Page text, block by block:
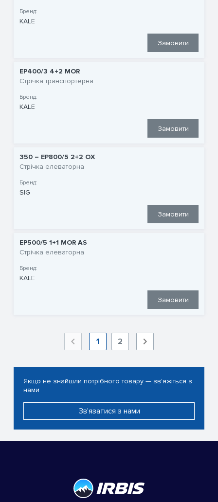
Бренд:
KALE
Замовити
EP400/3 4+2 MOR
Стрічка транспортерна
Бренд:
KALE
Замовити
350 – EP800/5 2+2 OX
Стрічка елеваторна
Бренд:
SIG
Замовити
EP500/5 1+1 MOR AS
Стрічка елеваторна
Бренд:
KALE
Замовити
1 2
Якщо не знайшли потрібного товару — зв'яжіться з
нами
Зв'язатися з нами